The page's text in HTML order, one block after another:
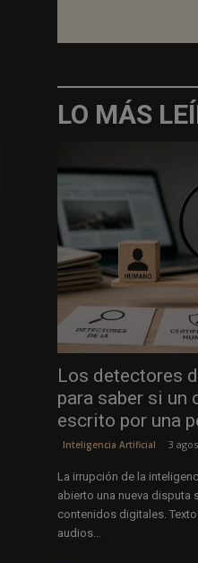
LO MÁS
Los detectores
para saber si un
escrito por una
Inteligencia Artificial 3
La irrupción de la
abierto una nueva disputa
contenidos digitales.
audios...